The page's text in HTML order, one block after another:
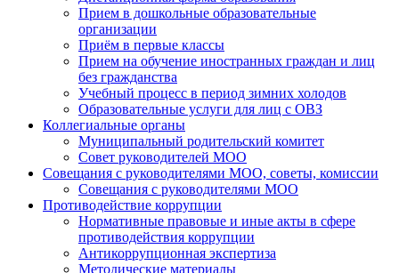
Прием в дошкольные образовательные
организации
Приём в первые классы
Прием на обучение иностранных граждан и лиц
без гражданства
Учебный процесс в период зимних холодов
Образовательные услуги для лиц с ОВЗ
Коллегиальные органы
Муниципальный родительский комитет
Совет руководителей МОО
Совещания с руководителями МОО, советы, комиссии
Совещания с руководителями МОО
Противодействие коррупции
Нормативные правовые и иные акты в сфере
противодействия коррупции
Антикоррупционная экспертиза
Методические материалы